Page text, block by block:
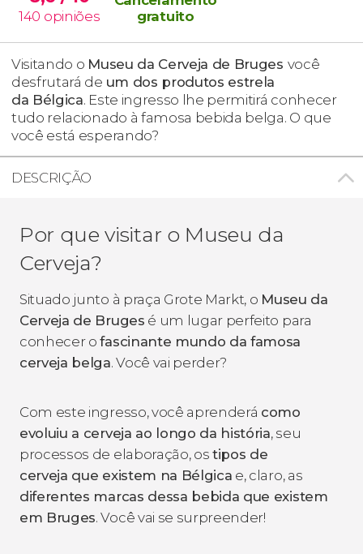
140 opiniões
gratuito
Visitando o Museu da Cerveja de Bruges você
desfrutará de um dos produtos estrela
da Bélgica. Este ingresso lhe permitirá conhecer
tudo relacionado à famosa bebida belga. O que
você está esperando?
DESCRIÇÃO
Por que visitar o Museu da
Cerveja?
Situado junto à praça Grote Markt, o Museu da
Cerveja de Bruges é um lugar perfeito para
conhecer ofascinante mundo da famosa
cerveja belga. Você vai perder?
Com este ingresso, você aprenderá como
evoluiu a cerveja ao longo da história, seu
processos de elaboração, ostipos de
cerveja que existem na Bélgica e, claro, as
diferentes marcas dessa bebida que existem
em Bruges. Você vai se surpreender!